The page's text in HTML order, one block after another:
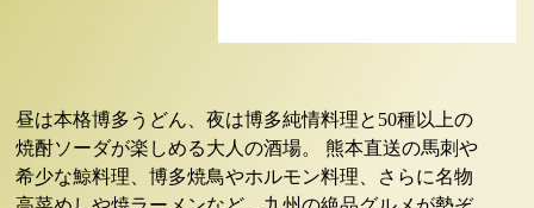
昼は本格博多うどん、夜は博多純情料理と50種以上の
焼酎ソーダが楽しめる大人の酒場。 熊本直送の馬刺や
希少な鯨料理、博多焼鳥やホルモン料理、さらに名物